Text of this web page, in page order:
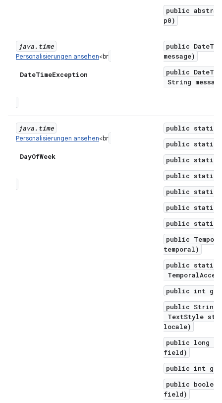
public
p0)
java. time
Personalisierungen ansehen<br
DateTimeException
public
message)
public
String
java. time
Personalisierungen ansehen<br
DayOfWeek
public static
public static
public static
public static
public static
public static
public static
public
temporal)
public static
public int
public String
TextStyle
locale)
public long
field)
public int
public
field)